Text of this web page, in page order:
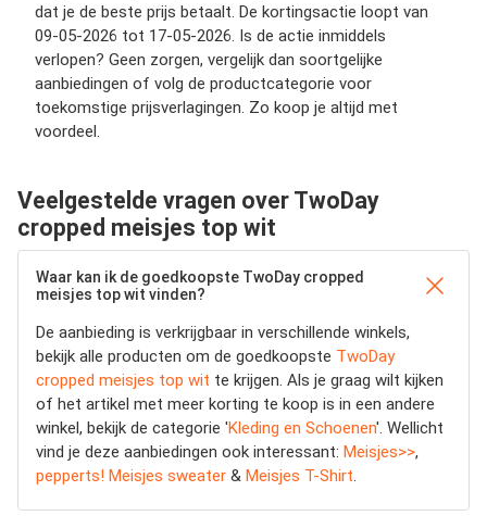
dat je de beste prijs betaalt. De kortingsactie loopt van
09-05-2026 tot 17-05-2026. Is de actie inmiddels
verlopen? Geen zorgen, vergelijk dan soortgelijke
aanbiedingen of volg de productcategorie voor
toekomstige prijsverlagingen. Zo koop je altijd met
voordeel.
Veelgestelde vragen over TwoDay
cropped meisjes top wit
Waar kan ik de goedkoopste TwoDay cropped
meisjes top wit vinden?
De aanbieding is verkrijgbaar in verschillende winkels,
bekijk alle producten om de goedkoopste TwoDay
cropped meisjes top wit te krijgen. Als je graag wilt kijken
of het artikel met meer korting te koop is in een andere
winkel, bekijk de categorie 'Kleding en Schoenen'. Wellicht
vind je deze aanbiedingen ook interessant: Meisjes>>,
pepperts! Meisjes sweater & Meisjes T-Shirt.